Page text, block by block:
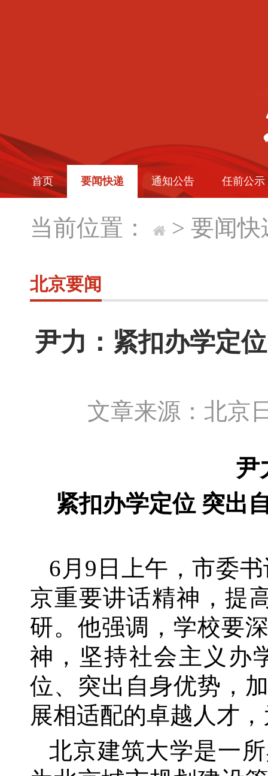
首页 要闻快递 通知公告 任前公示
当前位置： > 要闻快
北京要闻
尹力：紧扣办学定
文章来源：北
尹
紧扣办学定位 突出
6月 9 日上午，市委
京重要讲话精神，提
研。他强调，学校要
神，坚持社会主义办
位、突出自身优势，
展相适配的卓越人才
北京建筑大学是一